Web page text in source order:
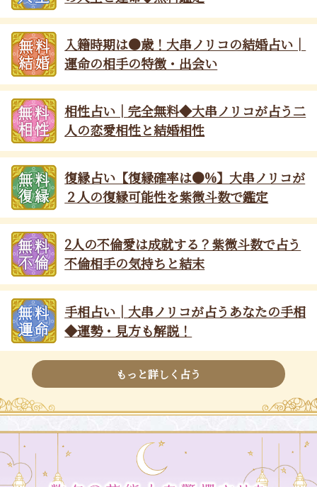
入籍時期は●歳！大串ノリコの結婚占い│
運命の相手の特徴・出会い
相性占い│完全無料◆大串ノリコが占う二
人の恋愛相性と結婚相性
復縁占い【復縁確率は●%】大串ノリコが
２人の復縁可能性を紫微斗数で鑑定
2人の不倫愛は成就する？紫微斗数で占う
不倫相手の気持ちと結末
手相占い│大串ノリコが占うあなたの手相
◆運勢・見方も解説！
もっと詳しく占う